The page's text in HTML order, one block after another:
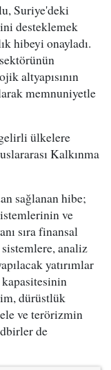
Suriye'deki
desteklemek
hibeyi onayladı.
altyapısının
memnuniyetle
ülkelere
Kalkınma
sağlanan hibe;
ve
sıra finansal
sistemlere, analiz
yatırımlar
dürüstlük
ve terörizmin
de